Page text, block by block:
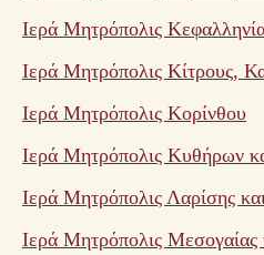
Ιερά Μητρόπολις
Ιερά Μητρόπολις Κίτρους,
Ιερά Μητρόπολις Κορίνθου
Ιερά Μητρόπολις Κυθήρων
Ιερά Μητρόπολις Λαρίσης
Ιερά Μητρόπολις Μεσογαίας